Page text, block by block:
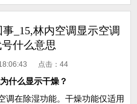
_15,林内空调显示空调
什么意思
点击： 44
什么显示干燥？
调在除湿功能。干燥功能仅适用